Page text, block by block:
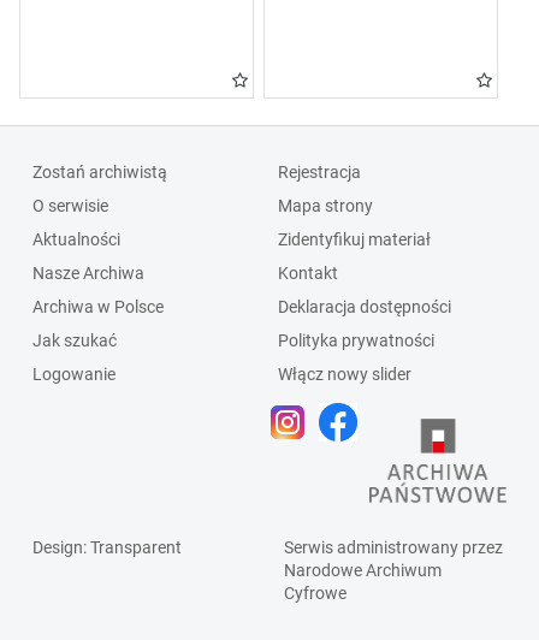
Zostań archiwistą
O serwisie
Aktualności
Nasze Archiwa
Archiwa w Polsce
Jak szukać
Logowanie
Rejestracja
Mapa strony
Zidentyfikuj materiał
Kontakt
Deklaracja dostępności
Polityka prywatności
Włącz nowy slider
Design: Transparent
Serwis administrowany przez
Narodowe Archiwum
Cyfrowe